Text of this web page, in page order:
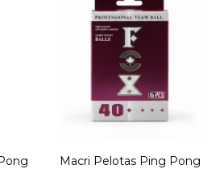
Macri Pelotas Ping Pong